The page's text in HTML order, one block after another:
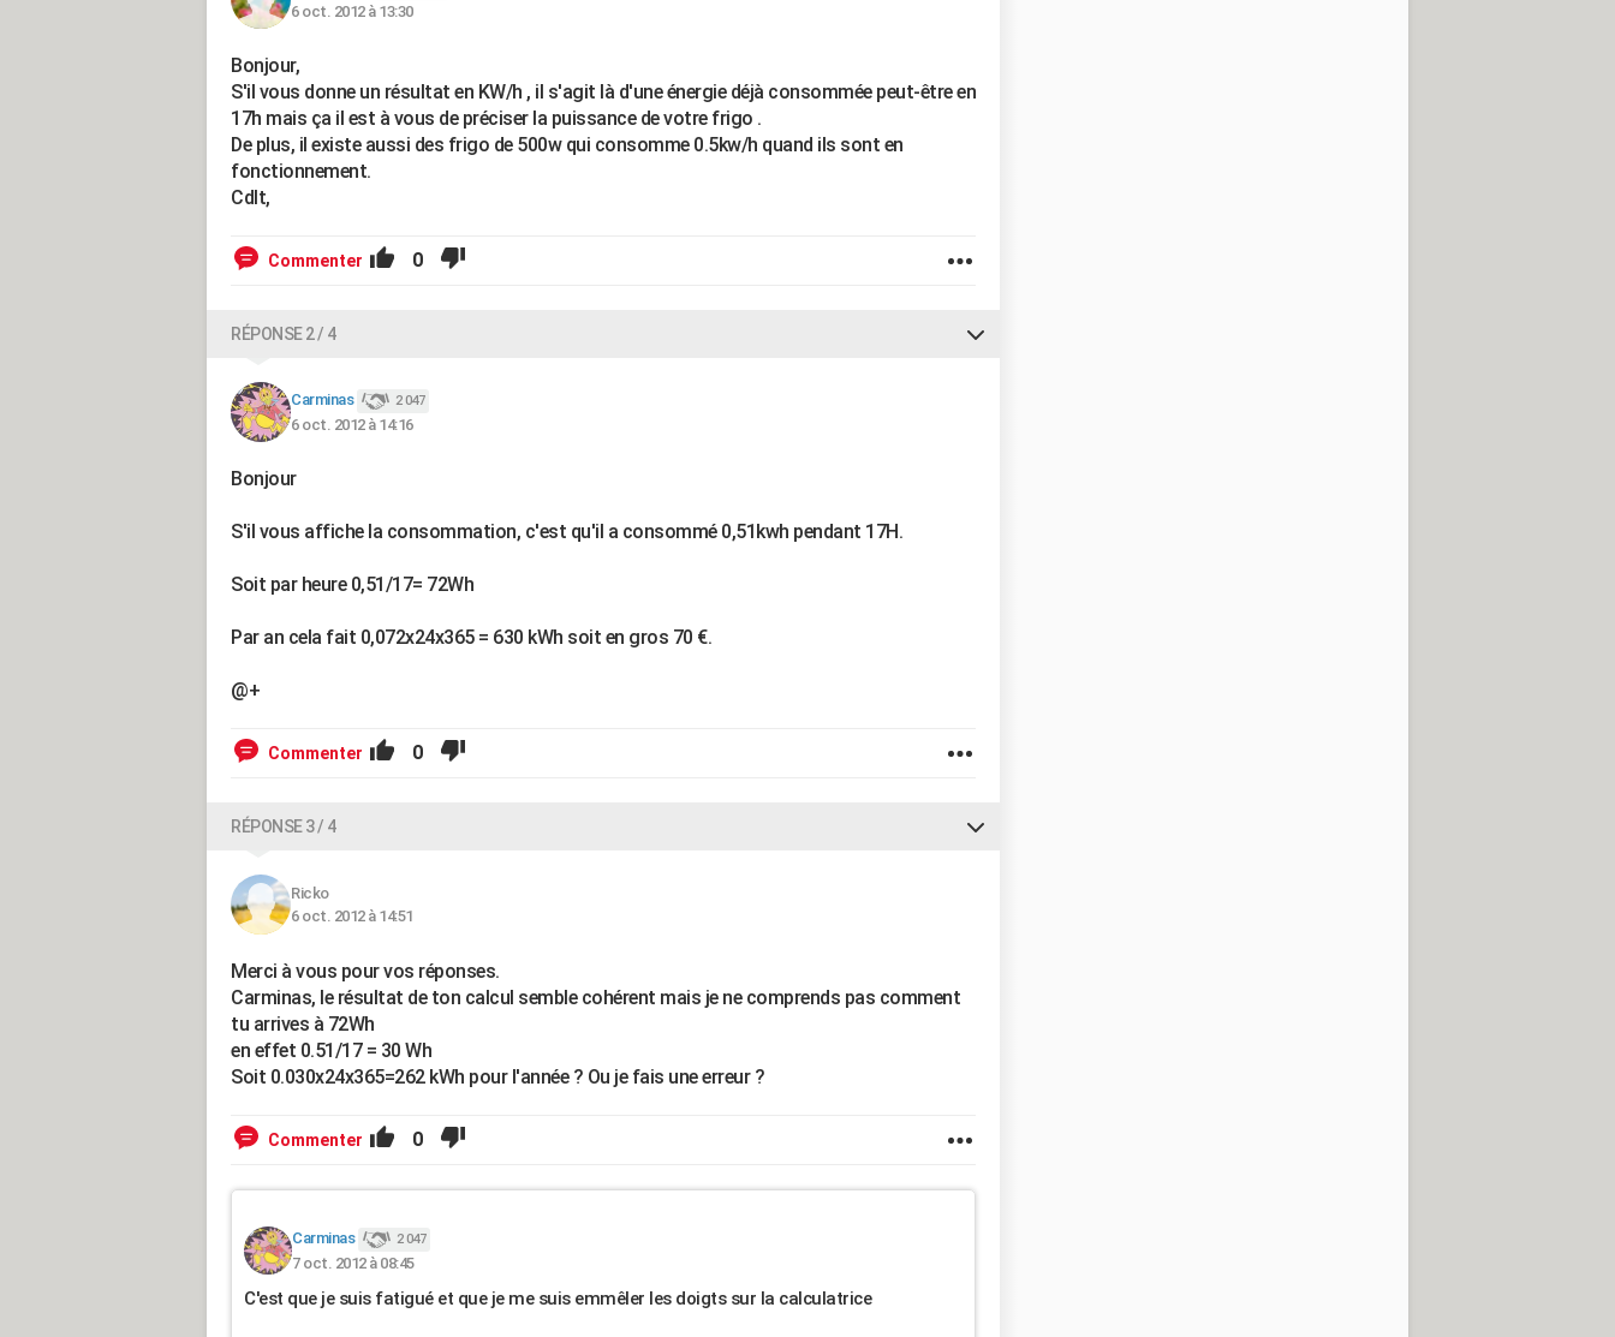
6 oct. 2012 à 13:30
Bonjour,
S'il vous donne un résultat en KW/h , il s'agit là d'une énergie déjà consommée peut-être en
17h mais ça il est à vous de préciser la puissance de votre frigo .
De plus, il existe aussi des frigo de 500w qui consomme 0.5kw/h quand ils sont en
fonctionnement.
Cdlt,
Commenter 0
RÉPONSE 2 / 4
Carminas 2 047
6 oct. 2012 à 14:16
Bonjour
S'il vous affiche la consommation, c'est qu'il a consommé 0,51kwh pendant 17H.
Soit par heure 0,51/17= 72Wh
Par an cela fait 0,072x24x365 = 630 kWh soit en gros 70 €.
@+
Commenter 0
RÉPONSE 3 / 4
Ricko
6 oct. 2012 à 14:51
Merci à vous pour vos réponses.
Carminas, le résultat de ton calcul semble cohérent mais je ne comprends pas comment
tu arrives à 72Wh
en effet 0.51/17 = 30 Wh
Soit 0.030x24x365=262 kWh pour l'année ? Ou je fais une erreur ?
Commenter 0
Carminas 2 047
7 oct. 2012 à 08:45
C'est que je suis fatigué et que je me suis emmêler les doigts sur la calculatrice